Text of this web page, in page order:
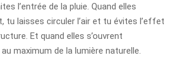
l’entrée de la pluie. Quand elles
tu laisses circuler l’air et tu évites l’effet
Et quand elles s’ouvrent
maximum de la lumière naturelle.